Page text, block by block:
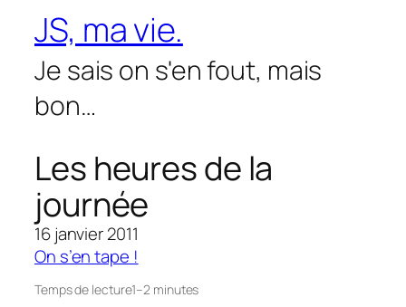
contenu
JS, ma vie.
Je sais on s'en fout, mais
bon…
Les heures de la
journée
16 janvier 2011
On s’en tape !
Temps de lecture1–2 minutes